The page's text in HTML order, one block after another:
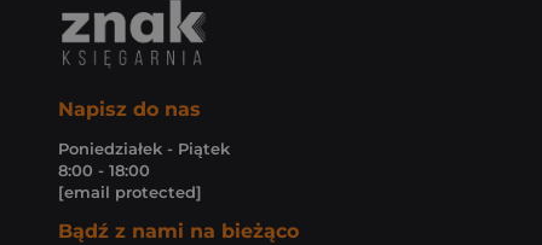
Napisz do nas
Poniedziałek - Piątek
8:00 - 18:00
[email protected]
Bądź z nami na bieżąco